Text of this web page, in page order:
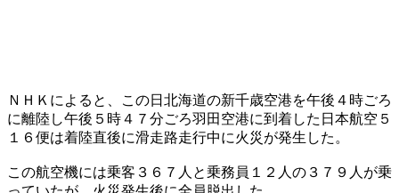
ＮＨＫによると、この日北海道の新千歳空港を午後４時ごろ
に離陸し午後５時４７分ごろ羽田空港に到着した日本航空５
１６便は着陸直後に滑走路走行中に火災が発生した。
この航空機には乗客３６７人と乗務員１２人の３７９人が乗